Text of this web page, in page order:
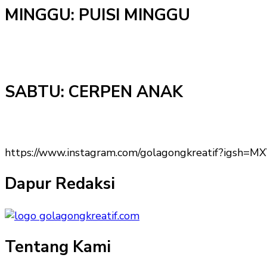
MINGGU: PUISI MINGGU
SABTU: CERPEN ANAK
https://www.instagram.com/
Dapur Redaksi
Tentang Kami